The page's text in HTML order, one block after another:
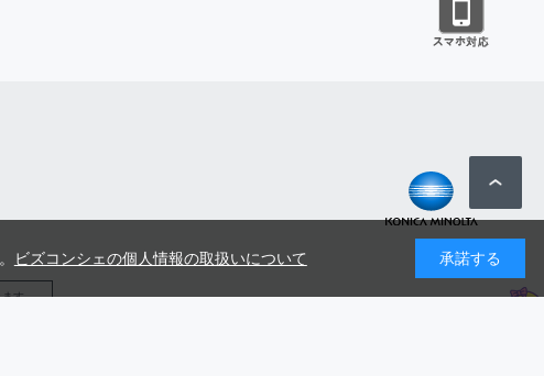
す
ビズコンシェの個人情報の取扱いについて 承諾する